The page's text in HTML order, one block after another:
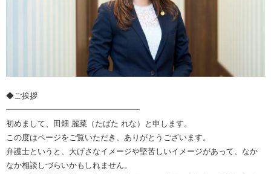
◆ご挨拶
━━━━━━━━━━━━━━━━━
初めまして、田畑 麗菜（たばた れな）と申します。
この度はページをご覧いただき、ありがとうございます。
弁護士というと、大げさなイメージや堅苦しいイメージがあって、なか
なか相談しづらいかもしれません。